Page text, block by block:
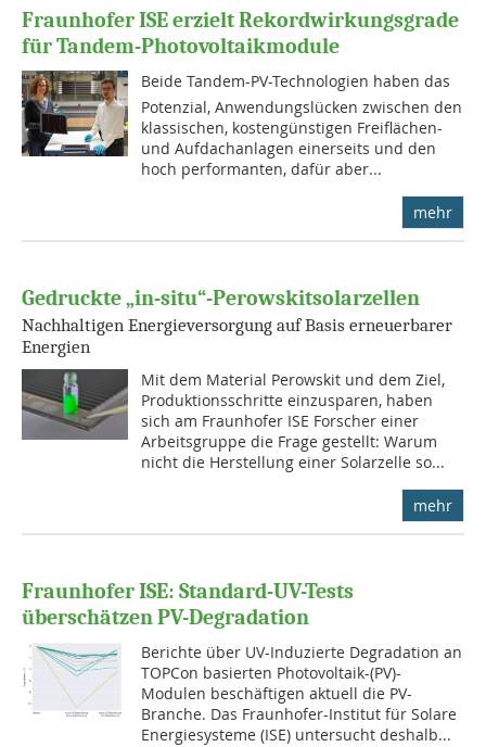
Fraunhofer ISE erzielt Rekordwirkungsgrade
für Tandem-Photovoltaikmodule
Beide Tandem-PV-Technologien haben das
Potenzial, Anwendungslücken zwischen den
klassischen, kostengünstigen Freiflächen-
und Aufdachanlagen einerseits und den
hoch performanten, dafür aber...
mehr
Gedruckte „in-situ“-Perowskitsolarzellen
Nachhaltigen Energieversorgung auf Basis erneuerbarer
Energien
Mit dem Material Perowskit und dem Ziel,
Produktionsschritte einzusparen, haben
sich am Fraunhofer ISE Forscher einer
Arbeitsgruppe die Frage gestellt: Warum
nicht die Herstellung einer Solarzelle so...
mehr
Fraunhofer ISE: Standard-UV-Tests
überschätzen PV-Degradation
Berichte über UV-Induzierte Degradation an
TOPCon basierten Photovoltaik-(PV)-
Modulen beschäftigen aktuell die PV-
Branche. Das Fraunhofer-Institut für Solare
Energiesysteme (ISE) untersucht deshalb...